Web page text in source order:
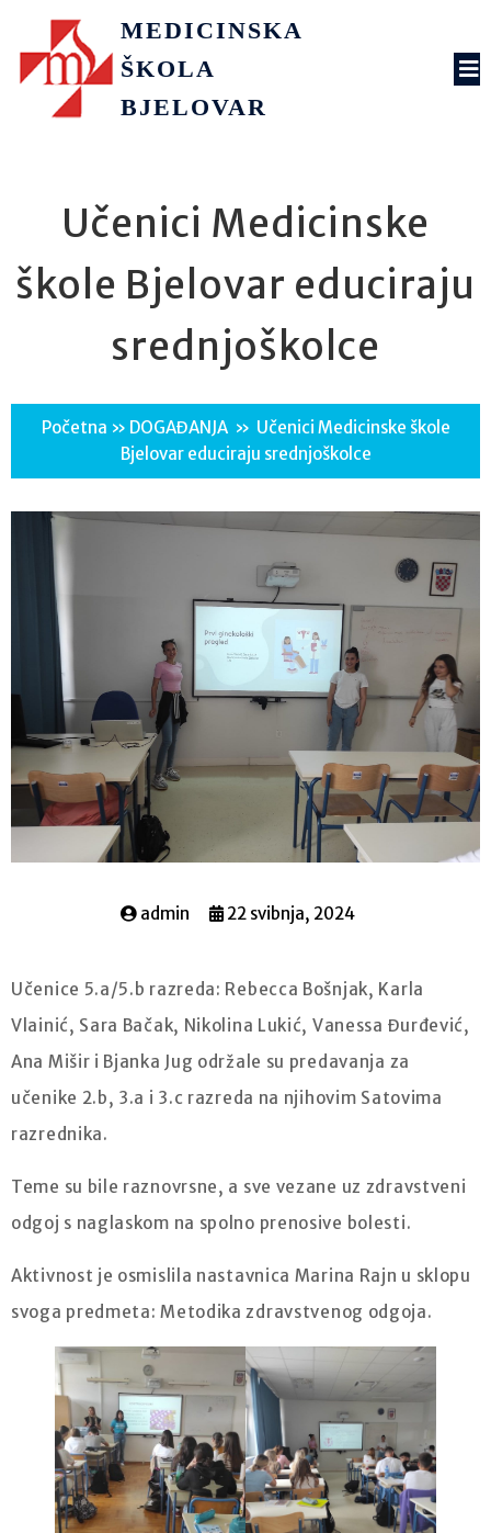
MEDICINSKA
ŠKOLA
BJELOVAR
Učenici Medicinske
škole Bjelovar educiraju
srednjoškolce
Početna » DOGAĐANJA » Učenici Medicinske škole
Bjelovar educiraju srednjoškolce
admin 22 svibnja, 2024
Učenice 5.a/5.b razreda: Rebecca Bošnjak, Karla
Vlainić, Sara Bačak, Nikolina Lukić, Vanessa Đurđević,
Ana Mišir i Bjanka Jug održale su predavanja za
učenike 2.b, 3.a i 3.c razreda na njihovim Satovima
razrednika.
Teme su bile raznovrsne, a sve vezane uz zdravstveni
odgoj s naglaskom na spolno prenosive bolesti.
Aktivnost je osmislila nastavnica Marina Rajn u sklopu
svoga predmeta: Metodika zdravstvenog odgoja.